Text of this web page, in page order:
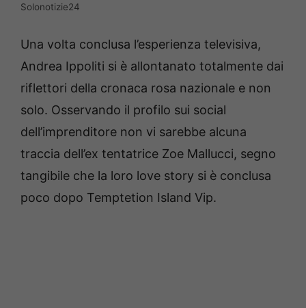
Solonotizie24
Una volta conclusa l’esperienza televisiva,
Andrea Ippoliti si è allontanato totalmente dai
riflettori della cronaca rosa nazionale e non
solo. Osservando il profilo sui social
dell’imprenditore non vi sarebbe alcuna
traccia dell’ex tentatrice Zoe Mallucci, segno
tangibile che la loro love story si è conclusa
poco dopo Temptetion Island Vip.